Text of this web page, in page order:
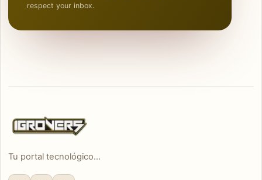
respect your inbox.
Tu portal tecnológico...